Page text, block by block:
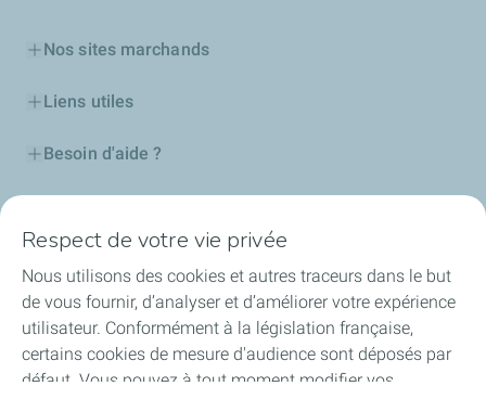
Nos sites marchands
Liens utiles
Besoin d'aide ?
Certificats d'économies d'énergie
Nos partenaires
Collaborer avec TotalEnergies
Respect de votre vie privée
Nous utilisons des cookies et autres traceurs dans le but
de vous fournir, d’analyser et d’améliorer votre expérience
utilisateur. Conformément à la législation française,
certains cookies de mesure d'audience sont déposés par
défaut. Vous pouvez à tout moment modifier vos